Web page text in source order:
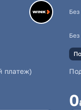
платеж)
0